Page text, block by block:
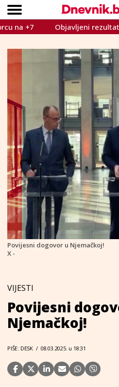
SPORT
TEME
CRNA
Copyright ©
Objavljeni rezultati
Povijesni dogovor u Njemačkoj!
X -
VIJESTI
Povijesni
Njemačkoj!
PIŠE: DESK / 08.03.2025. u 18:31